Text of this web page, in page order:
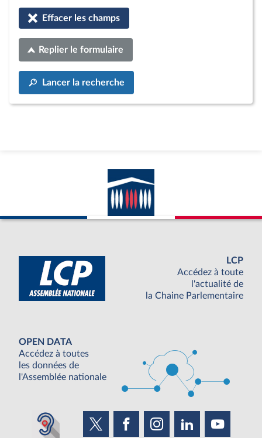
Effacer les champs
Replier le formulaire
Lancer la recherche
LCP
Accédez à toute
l'actualité de
la Chaine Parlementaire
OPEN DATA
Accédez à toutes
les données de
l'Assemblée nationale